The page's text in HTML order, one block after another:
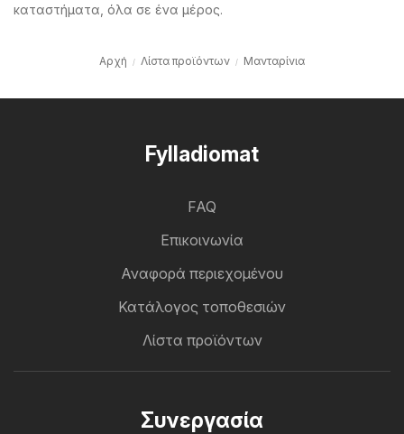
καταστήματα, όλα σε ένα μέρος.
Αρχή Λίστα προϊόντων Μανταρίνια
Fylladiomat
FAQ
Επικοινωνία
Αναφορά περιεχομένου
Κατάλογος τοποθεσιών
Λίστα προϊόντων
Συνεργασία